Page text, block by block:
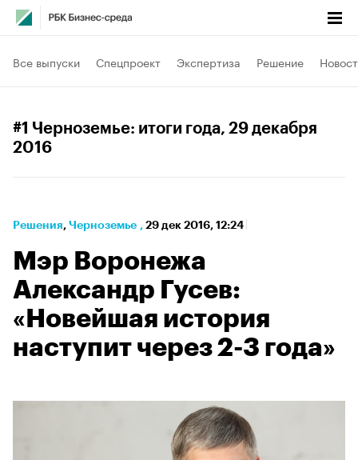
Все выпуски Спецпроект Экспертиза Решение
#1 Черноземье: итоги года, 29 декабря
2016
Решения⁠, Черноземье , 29 дек 2016, 12:24
Мэр Воронежа
Александр Гусев:
«Новейшая история
наступит через 2-3 года»